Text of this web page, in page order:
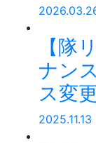
【隊
ナン
ス変
2025.11.13